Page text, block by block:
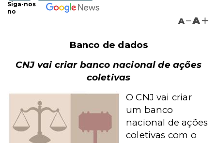
Siga-nos
no
A A
Banco de dados
CNJ vai criar banco nacional de ações
coletivas
O CNJ vai criar
um banco
nacional de ações
coletivas com o